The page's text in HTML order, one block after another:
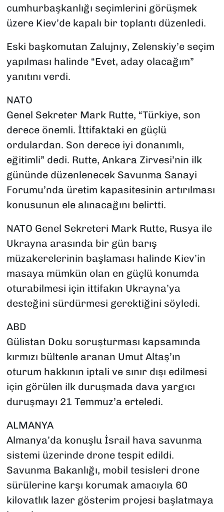
cumhurbaşkanlığı seçimlerini görüşmek
üzere Kiev’de kapalı bir toplantı düzenledi.
Eski başkomutan Zalujnıy, Zelenskiy’e seçim
yapılması halinde “Evet, aday olacağım”
yanıtını verdi.
NATO
Genel Sekreter Mark Rutte, “Türkiye, son
derece önemli. İttifaktaki en güçlü
ordulardan. Son derece iyi donanımlı,
eğitimli” dedi. Rutte, Ankara Zirvesi’nin ilk
gününde düzenlenecek Savunma Sanayi
Forumu’nda üretim kapasitesinin artırılması
konusunun ele alınacağını belirtti.
NATO Genel Sekreteri Mark Rutte, Rusya ile
Ukrayna arasında bir gün barış
müzakerelerinin başlaması halinde Kiev’in
masaya mümkün olan en güçlü konumda
oturabilmesi için ittifakın Ukrayna’ya
desteğini sürdürmesi gerektiğini söyledi.
ABD
Gülistan Doku soruşturması kapsamında
kırmızı bültenle aranan Umut Altaş’ın
oturum hakkının iptali ve sınır dışı edilmesi
için görülen ilk duruşmada dava yargıcı
duruşmayı 21 Temmuz’a erteledi.
ALMANYA
Almanya’da konuşlu İsrail hava savunma
sistemi üzerinde drone tespit edildi.
Savunma Bakanlığı, mobil tesisleri drone
sürülerine karşı korumak amacıyla 60
kilovatlık lazer gösterim projesi başlatmaya